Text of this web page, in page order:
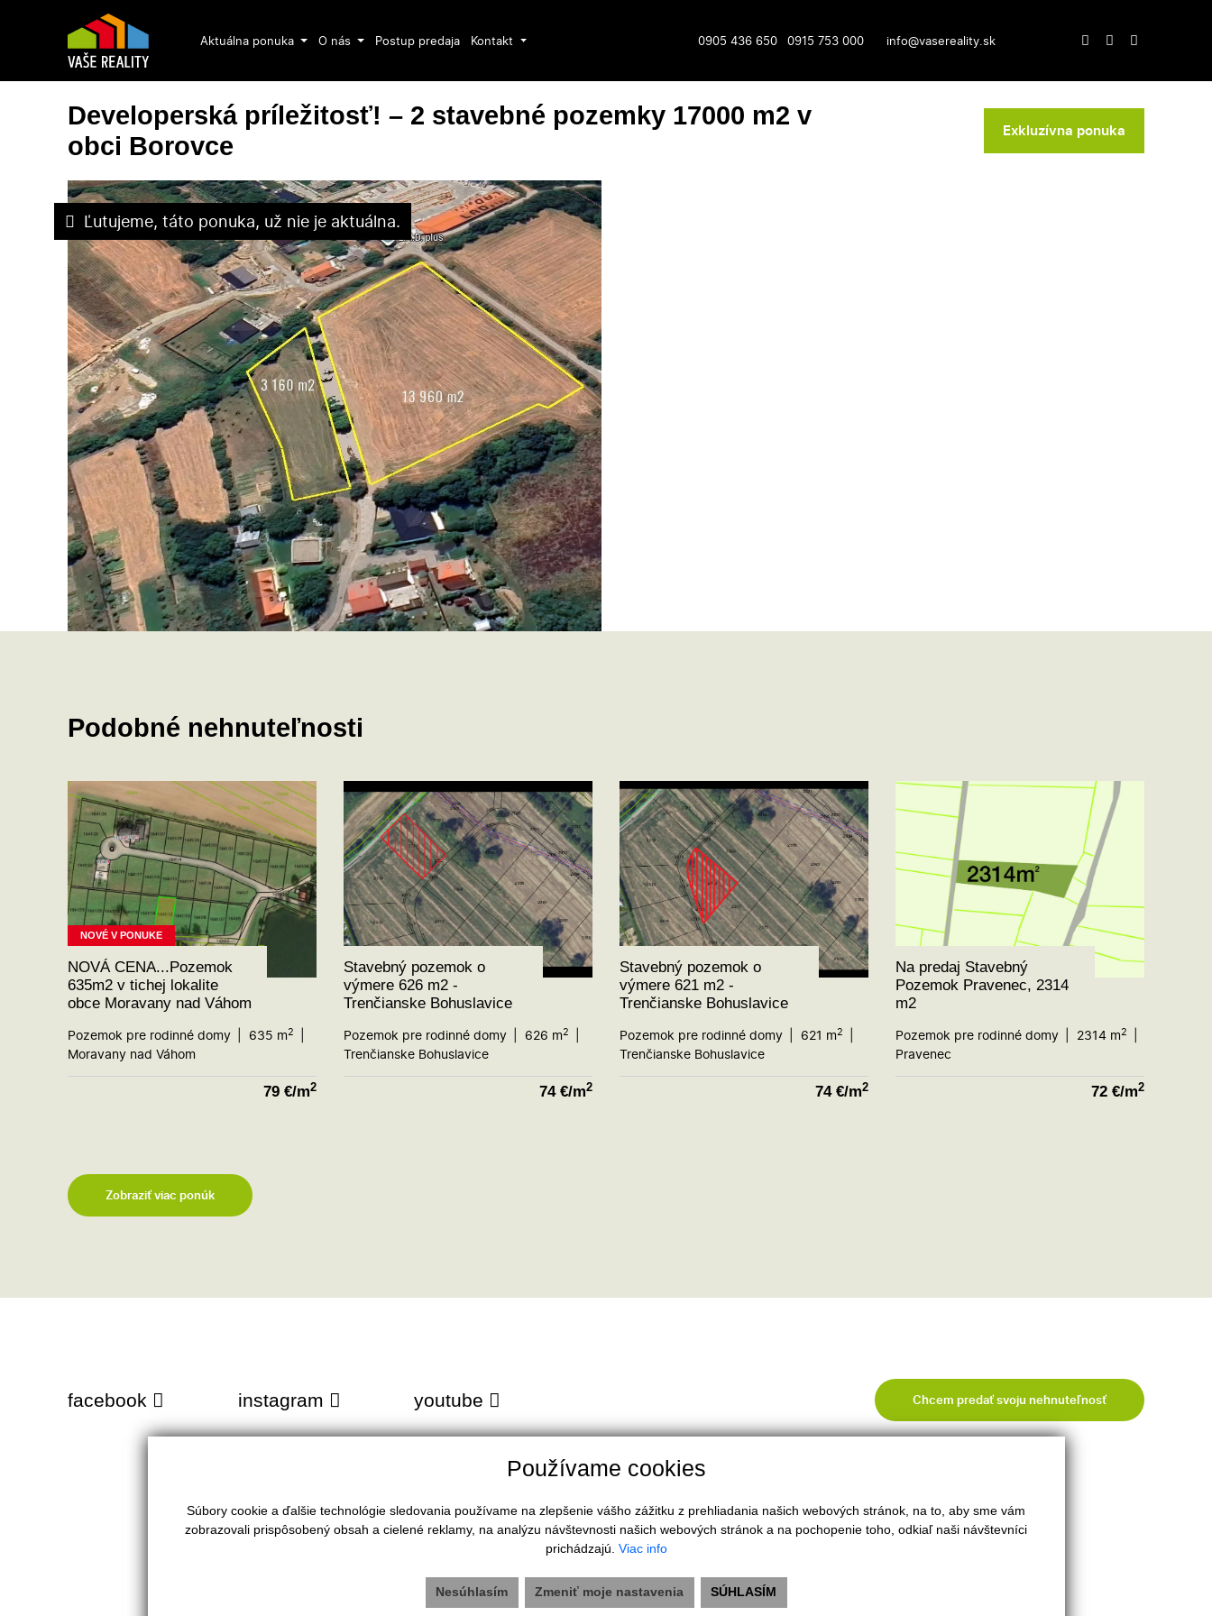
Aktuálna ponuka O nás Postup predaja Kontakt 0905 436 650 0915 753 000 info@vasereality.sk
Developerská príležitosť! – 2 stavebné pozemky 17000 m2 v
obci Borovce
Exkluzívna ponuka
Ľutujeme, táto ponuka, už nie je aktuálna.
Podobné nehnuteľnosti
NOVÉ V PONUKE
NOVÁ CENA...Pozemok
635m2 v tichej lokalite
obce Moravany nad Váhom
Pozemok pre rodinné domy 635 m2
Moravany nad Váhom
79 €/m2
Stavebný pozemok o
výmere 626 m2 -
Trenčianske Bohuslavice
Pozemok pre rodinné domy 626 m2
Trenčianske Bohuslavice
74 €/m2
Stavebný pozemok o
výmere 621 m2 -
Trenčianske Bohuslavice
Pozemok pre rodinné domy 621 m2
Trenčianske Bohuslavice
74 €/m2
Na predaj Stavebný
Pozemok Pravenec, 2314
m2
Pozemok pre rodinné domy 2314 m2
Pravenec
72 €/m2
Zobraziť viac ponúk
facebook instagram youtube Chcem predať svoju nehnuteľnosť
PONUKA HĽADÁM
Domy a budovy
Komerčné objekty
Pozemky
INFO
Používame cookies
Súbory cookie a ďalšie technológie sledovania používame na zlepšenie vášho zážitku z prehliadania našich webových stránok, na to, aby sme vám
zobrazovali prispôsobený obsah a cielené reklamy, na analýzu návštevnosti našich webových stránok a na pochopenie toho, odkiaľ naši návštevníci
prichádzajú. Viac info
SÚHLASÍM
Nesúhlasím Zmeniť moje nastavenia